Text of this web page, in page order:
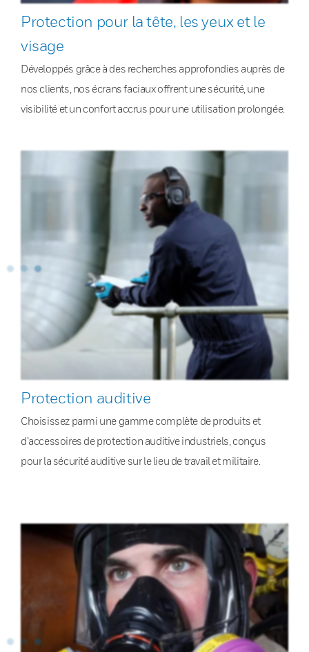
Protection pour la tête, les yeux et le
visage
Développés grâce à des recherches approfondies auprès de
nos clients, nos écrans faciaux offrent une sécurité, une
visibilité et un confort accrus pour une utilisation prolongée.
Protection auditive
Choisissez parmi une gamme complète de produits et
d’accessoires de protection auditive industriels, conçus
pour la sécurité auditive sur le lieu de travail et militaire.